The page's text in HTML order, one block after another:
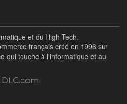
et du High Tech.
français créé en 1996 sur
qui touche à l'informatique et au